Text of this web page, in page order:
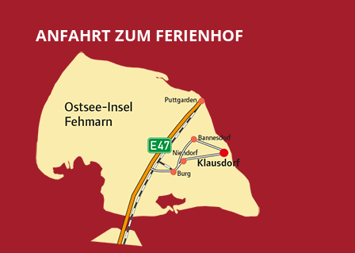
ANFAHRT ZUM FERIENHOF